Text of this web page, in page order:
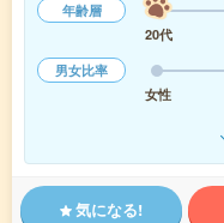
年齢層
20代
男女比率
女性
気になる!